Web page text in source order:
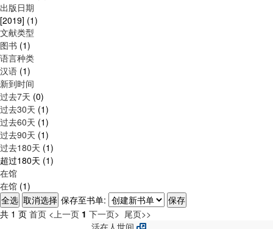
出版日期
[2019] (1)
文献类型
图书 (1)
语言种类
汉语 (1)
新到时间
过去7天 (0)
过去30天 (1)
过去60天 (1)
过去90天 (1)
过去180天 (1)
超过180天 (1)
在馆
在馆 (1)
保存至书单:
共 1 页 首页 <上一页 1 下一页> 尾页>>
活在人世间